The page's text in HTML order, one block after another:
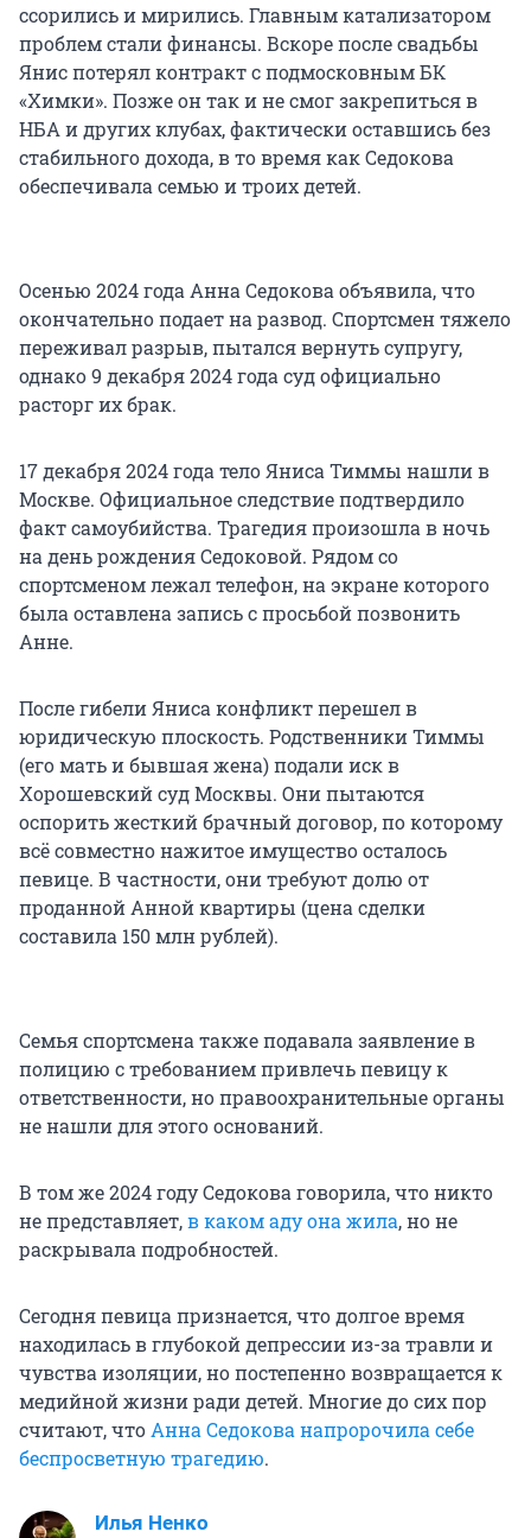
ссорились и мирились. Главным катализатором
проблем стали финансы. Вскоре после свадьбы
Янис потерял контракт с подмосковным БК
«Химки». Позже он так и не смог закрепиться в
НБА и других клубах, фактически оставшись без
стабильного дохода, в то время как Седокова
обеспечивала семью и троих детей.
Осенью 2024 года Анна Седокова объявила, что
окончательно подает на развод. Спортсмен тяжело
переживал разрыв, пытался вернуть супругу,
однако 9 декабря 2024 года суд официально
расторг их брак.
17 декабря 2024 года тело Яниса Тиммы нашли в
Москве. Официальное следствие подтвердило
факт самоубийства. Трагедия произошла в ночь
на день рождения Седоковой. Рядом со
спортсменом лежал телефон, на экране которого
была оставлена запись с просьбой позвонить
Анне.
После гибели Яниса конфликт перешел в
юридическую плоскость. Родственники Тиммы
(его мать и бывшая жена) подали иск в
Хорошевский суд Москвы. Они пытаются
оспорить жесткий брачный договор, по которому
всё совместно нажитое имущество осталось
певице. В частности, они требуют долю от
проданной Анной квартиры (цена сделки
составила 150 млн рублей).
Семья спортсмена также подавала заявление в
полицию с требованием привлечь певицу к
ответственности, но правоохранительные органы
не нашли для этого оснований.
В том же 2024 году Седокова говорила, что никто
не представляет,в каком аду она жила, но не
раскрывала подробностей.
Сегодня певица признается, что долгое время
находилась в глубокой депрессии из-за травли и
чувства изоляции, но постепенно возвращается к
медийной жизни ради детей. Многие до сих пор
считают, что Анна Седокова напророчила себе
беспросветную трагедию.
Илья Ненко